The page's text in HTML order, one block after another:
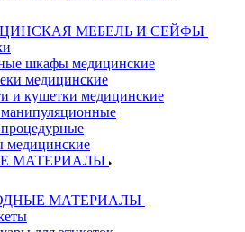
МЕБЕЛЬ И СЕЙФЫ
шкафы медицинские
медицинские
и кушетки медицинские
МАТЕРИАЛЫ
МАТЕРИАЛЫ